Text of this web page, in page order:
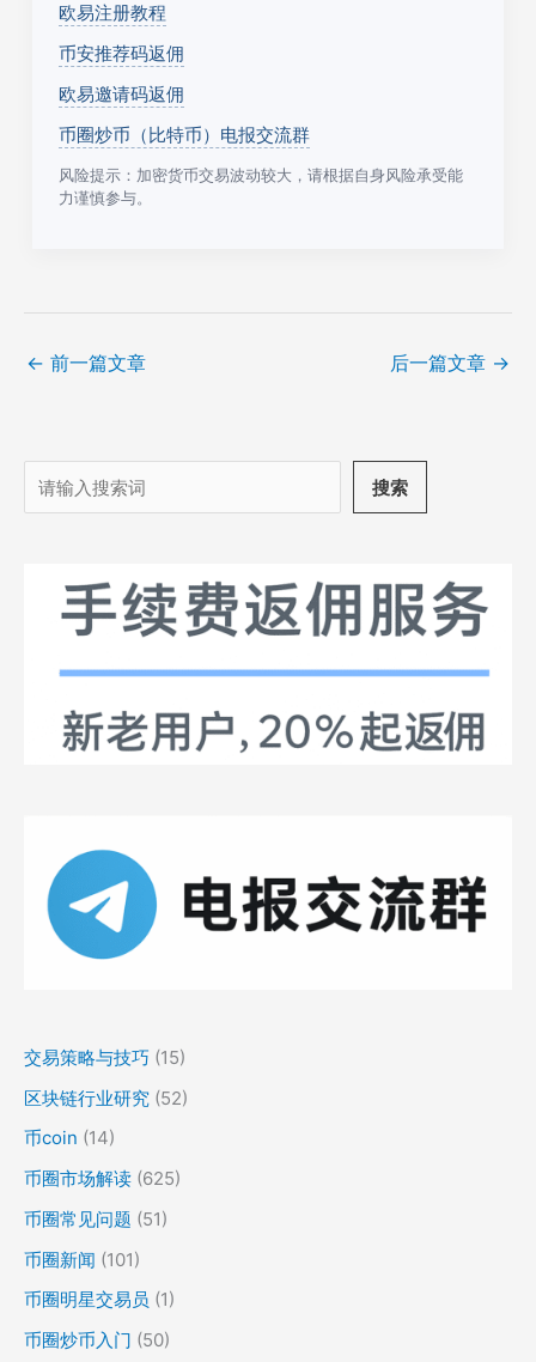
欧易注册教程
币安推荐码返佣
欧易邀请码返佣
币圈炒币（比特币）电报交流群
风险提示：加密货币交易波动较大，请根据自身风险承受能
力谨慎参与。
← 前一篇文章 后一篇文章 →
搜
索
搜索
交易策略与技巧 (15)
区块链行业研究 (52)
币coin (14)
币圈市场解读 (625)
币圈常见问题 (51)
币圈新闻 (101)
币圈明星交易员 (1)
币圈炒币入门 (50)